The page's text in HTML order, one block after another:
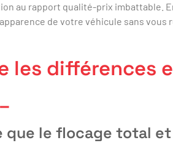
au rapport qualité-prix imbattable.
de votre véhicule sans
les différences
que le flocage total